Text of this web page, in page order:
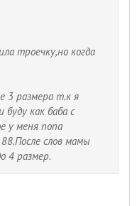
троечку,но когда
3 размера т.к я
как баба с
у меня попа
88.После слов мамы
4 размер.